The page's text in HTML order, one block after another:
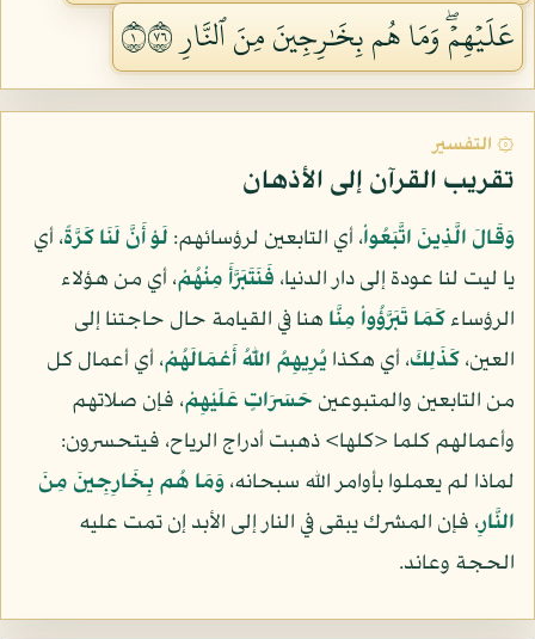
عَلَيۡهِمۡۖ وَمَا هُم بِخَٰرِجِينَ مِنَ ٱلنَّارِ ١٦٧
۞ التفسير
تقريب القرآن إلى الأذهان
وَقَالَ الَّذِينَ اتَّبَعُواْ، أي التابعين لرؤسائهم: لَوْ أَنَّ لَنَا كَرَّةً، أي
يا ليت لنا عودة إلى دار الدنيا، فَنَتَبَرَّأَ مِنْهُمْ، أي من هؤلاء
الرؤساءكَمَا تَبَرَّؤُواْ مِنَّا هنا في القيامة حال حاجتنا إلى
العين،كَذَلِكَ، أي هكذايُرِيهِمُ اللّهُ أَعْمَالَهُمْ، أي أعمال كل
من التابعين والمتبوعين حَسَرَاتٍ عَلَيْهِمْ، فإن صلاتهم
وأعمالهم كلما <كلها> ذهبت أدراج الرياح، فيتحسرون:
لماذا لم يعملوا بأوامر الله سبحانه،وَمَا هُم بِخَارِجِينَ مِنَ
النَّارِ، فإن المشرك يبقى في النار إلى الأبد إن تمت عليه
الحجة وعاند.